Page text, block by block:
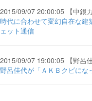
2015/09/07 20:00:05 【中銀
時代に合わせて変幻自在な
ェット通信
2015/09/07 19:00:05 【野呂佳
野呂佳代が「ＡＫＢクビに